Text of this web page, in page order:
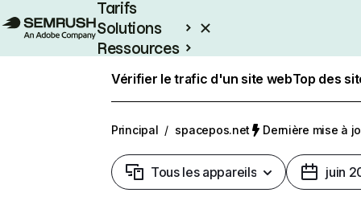
Tarifs
Solutions
Ressources
Vérifier le trafic d'un site webTop des
Principal / spacepos.net Dernière mise à
Tous les appareils juin